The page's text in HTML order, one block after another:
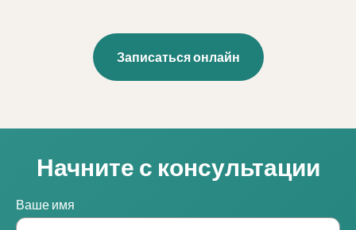
Записаться онлайн
Начните с консультации
Ваше имя